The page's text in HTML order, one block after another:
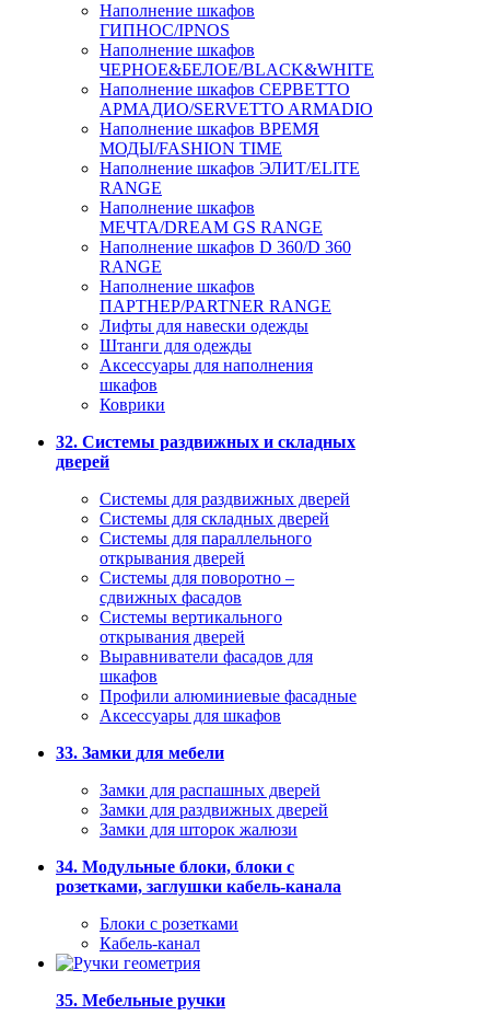
Наполнение шкафов
ГИПНОС/IPNOS
Наполнение шкафов
ЧЕРНОЕ&БЕЛОЕ/BLACK&WHITE
Наполнение шкафов СЕРВЕТТО
АРМАДИО/SERVETTO ARMADIO
Наполнение шкафов ВРЕМЯ
МОДЫ/FASHION TIME
Наполнение шкафов ЭЛИТ/ELITE
RANGE
Наполнение шкафов
МЕЧТА/DREAM GS RANGE
Наполнение шкафов D 360/D 360
RANGE
Наполнение шкафов
ПАРТНЕР/PARTNER RANGE
Лифты для навески одежды
Штанги для одежды
Аксессуары для наполнения
шкафов
Коврики
32. Системы раздвижных и складных
дверей
Системы для раздвижных дверей
Системы для складных дверей
Системы для параллельного
открывания дверей
Системы для поворотно –
сдвижных фасадов
Системы вертикального
открывания дверей
Выравниватели фасадов для
шкафов
Профили алюминиевые фасадные
Аксессуары для шкафов
33. Замки для мебели
Замки для распашных дверей
Замки для раздвижных дверей
Замки для шторок жалюзи
34. Модульные блоки, блоки с
розетками, заглушки кабель-канала
Блоки с розетками
Кабель-канал
35. Мебельные ручки